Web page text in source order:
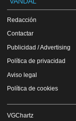
Redacción
Contactar
Publicidad / Advertising
Política de privacidad
Aviso legal
Política de cookies
VGChartz